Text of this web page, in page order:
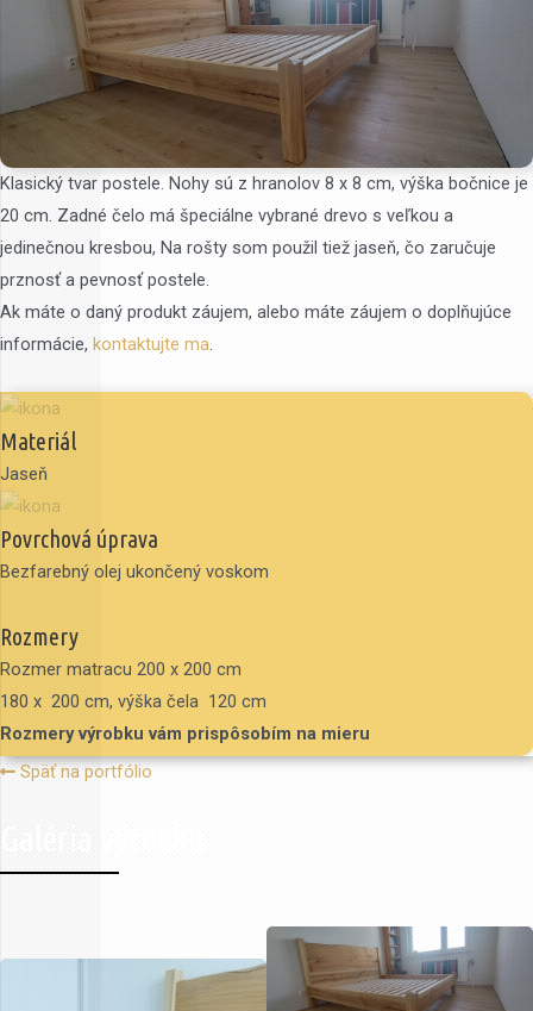
Klasický tvar postele. Nohy sú z hranolov 8 x 8 cm, výška bočnice je
20 cm. Zadné čelo má špeciálne vybrané drevo s veľkou a
jedinečnou kresbou, Na rošty som použil tiež jaseň, čo zaručuje
prznosť a pevnosť postele.
Ak máte o daný produkt záujem, alebo máte záujem o doplňujúce
informácie, kontaktujte ma.
Materiál
Jaseň
Povrchová úprava
Bezfarebný olej ukončený voskom
Rozmery
Rozmer matracu 200 x 200 cm
180 x 200 cm, výška čela 120 cm
Rozmery výrobku vám prispôsobím na mieru
Späť na portfólio